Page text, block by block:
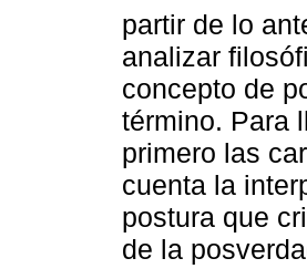
partir de lo
analizar
concepto de
término. Para
primero las
cuenta la
postura que
de la